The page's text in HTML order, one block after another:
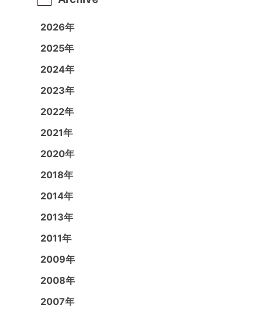
2026年
2025年
2024年
2023年
2022年
2021年
2020年
2018年
2014年
2013年
2011年
2009年
2008年
2007年